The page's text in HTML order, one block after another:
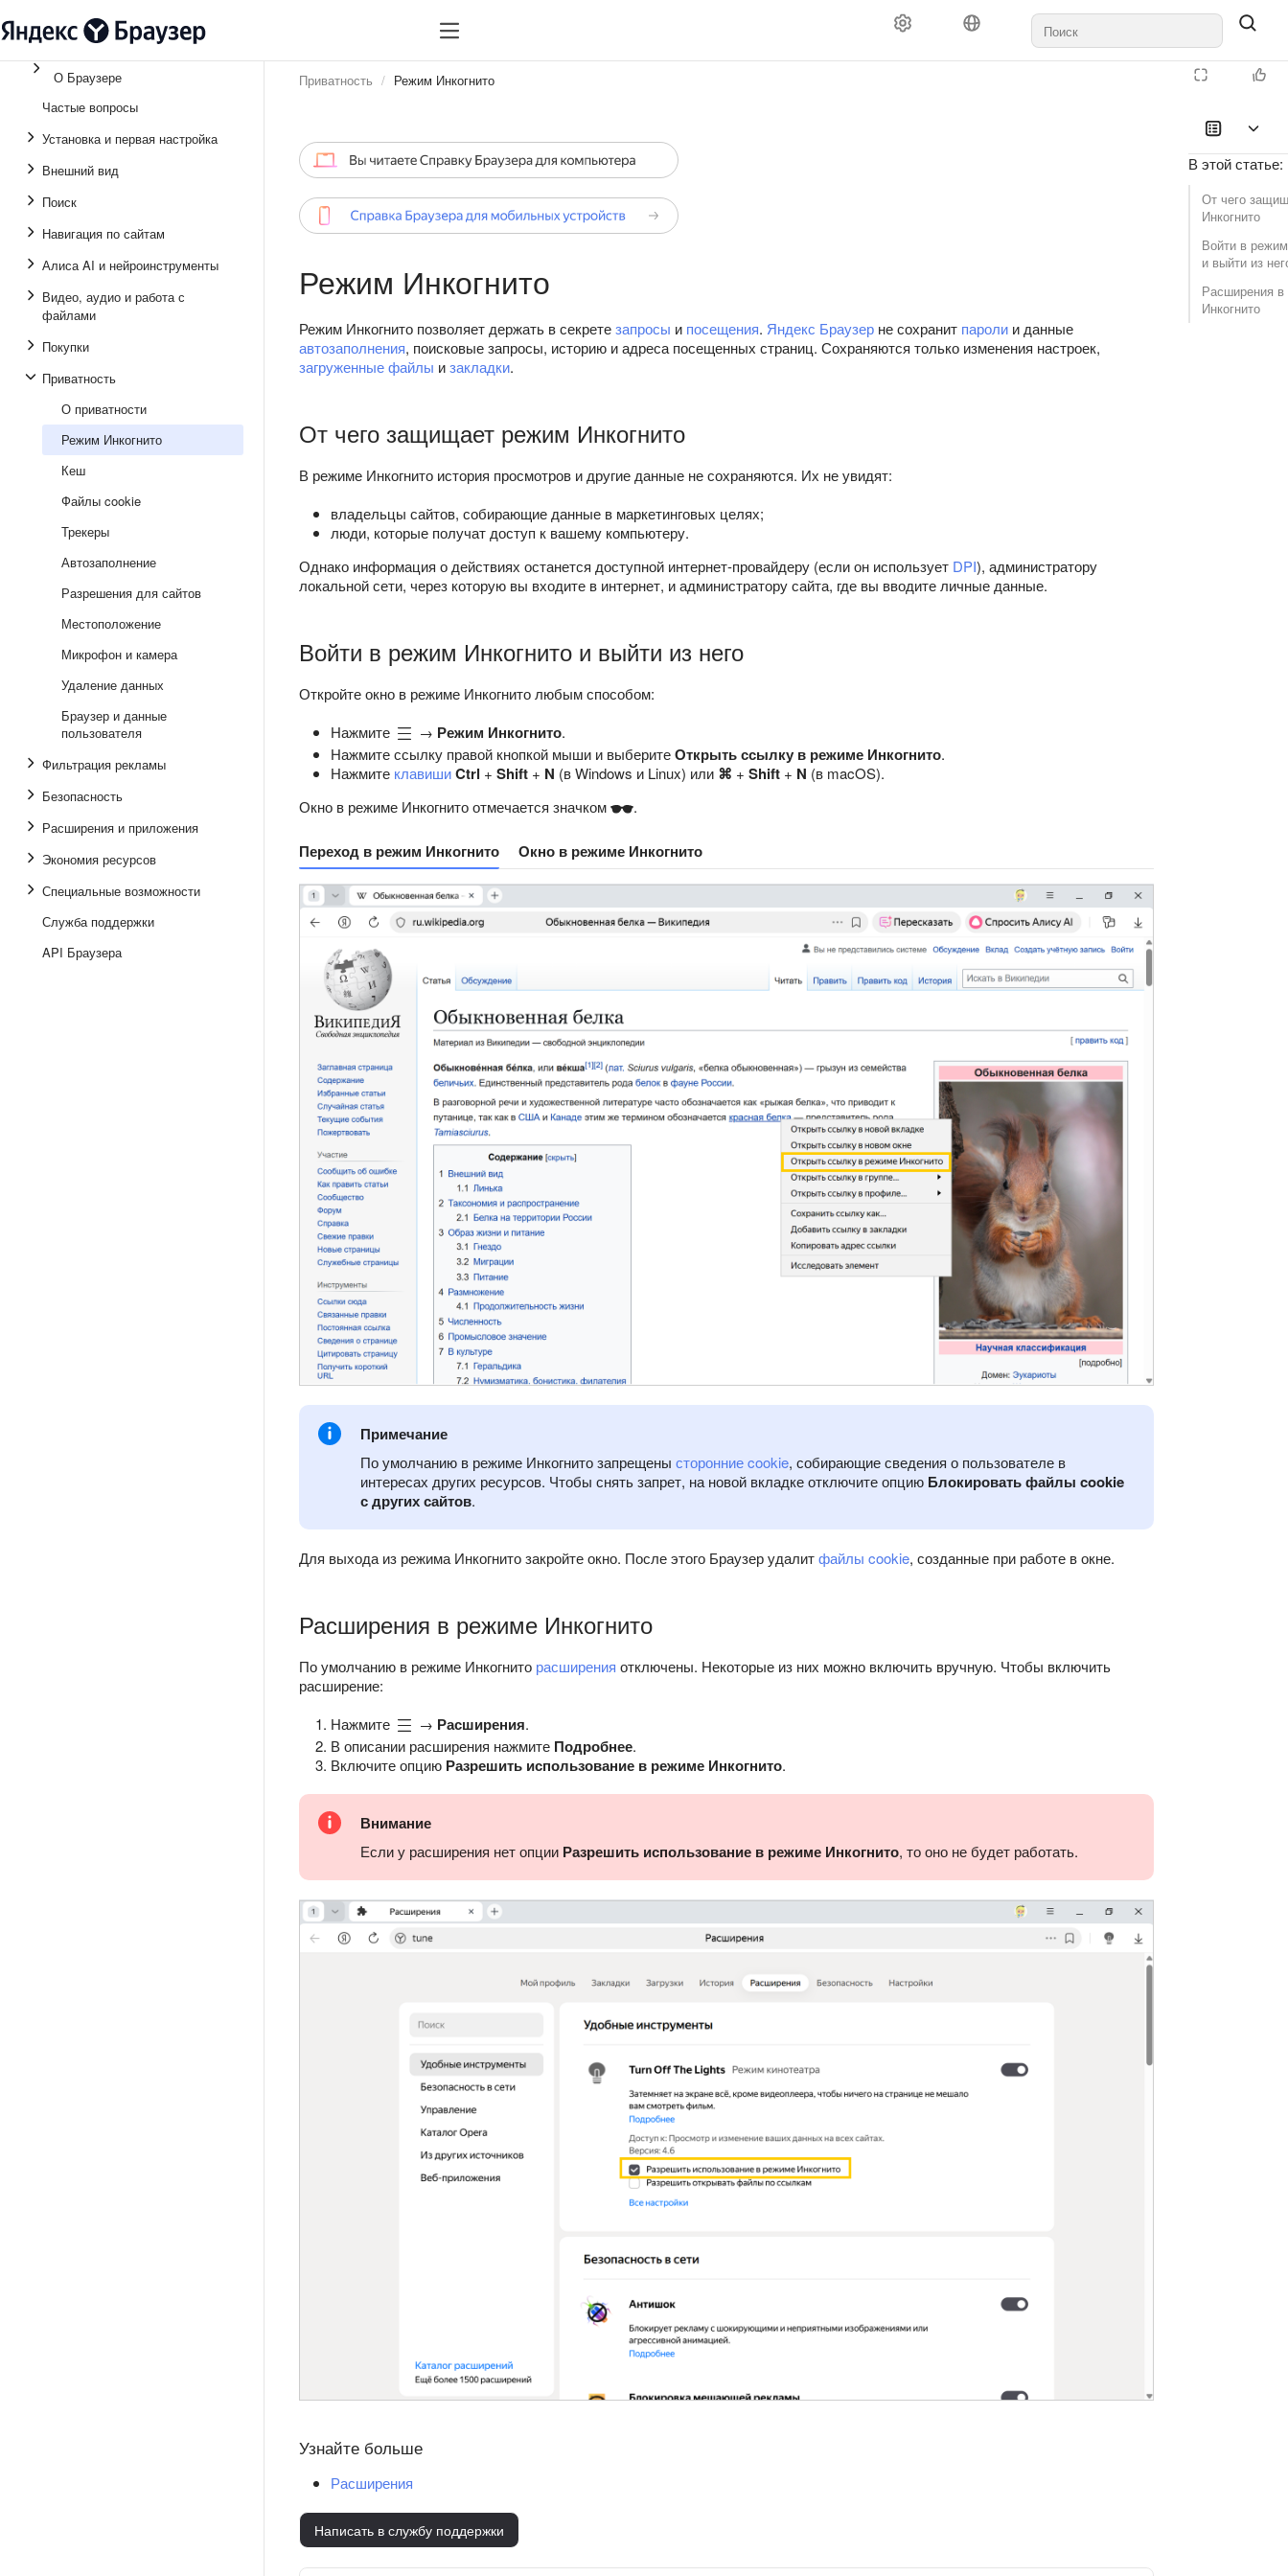
О Браузере
Частые вопросы
Установка и первая настройка
Внешний вид
Поиск
Навигация по сайтам
Алиса AI и нейроинструменты
Видео, аудио и работа с
файлами
Покупки
Приватность
О приватности
Режим Инкогнито
Кеш
Файлы cookie
Трекеры
Автозаполнение
Разрешения для сайтов
Местоположение
Микрофон и камера
Удаление данных
Браузер и данные
пользователя
Фильтрация рекламы
Безопасность
Расширения и приложения
Экономия ресурсов
Специальные возможности
Служба поддержки
API Браузера
В этой статье:
От чего
Инкогнито
Войти в
и выйти из
Расширения
Инкогнито
Приватность Режим Инкогнито
Режим Инкогнито
Режим Инкогнито позволяет держать в секретезапросы и посещения. Яндекс Браузер не сохранит пароли и данные
автозаполнения, поисковые запросы, историю и адреса посещенных страниц. Сохраняются только изменения настроек,
загруженные файлы изакладки.
От чего защищает режим Инкогнито
В режиме Инкогнито история просмотров и другие данные не сохраняются. Их не увидят:
владельцы сайтов, собирающие данные в маркетинговых целях;
люди, которые получат доступ к вашему компьютеру.
Однако информация о действиях останется доступной интернет-провайдеру (если он использует DPI), администратору
локальной сети, через которую вы входите в интернет, и администратору сайта, где вы вводите личные данные.
Войти в режим Инкогнито и выйти из него
Откройте окно в режиме Инкогнито любым способом:
Нажмите
→ Режим Инкогнито.
Нажмите ссылку правой кнопкой мыши и выберитеОткрыть ссылку в режиме Инкогнито.
Нажмите клавишиCtrl + Shift + N (в Windows и Linux) или ⌘ + Shift + N (в macOS).
Окно в режиме Инкогнито отмечается значком
.
Переход в режим Инкогнито Окно в режиме Инкогнито
Примечание
По умолчанию в режиме Инкогнито запрещены сторонние cookie, собирающие сведения о пользователе в
интересах других ресурсов. Чтобы снять запрет, на новой вкладке отключите опцию Блокировать файлы cookie
с других сайтов.
Для выхода из режима Инкогнито закройте окно. После этого Браузер удалитфайлы cookie, созданные при работе в окне.
Расширения в режиме Инкогнито
По умолчанию в режиме Инкогнито расширения отключены. Некоторые из них можно включить вручную. Чтобы включить
расширение:
Нажмите
→ Расширения.
В описании расширения нажмите Подробнее.
Включите опцию Разрешить использование в режиме Инкогнито.
Внимание
Если у расширения нет опции Разрешить использование в режиме Инкогнито, то оно не будет работать.
Узнайте больше
Расширения
Написать в службу поддержки